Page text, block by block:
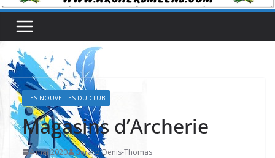
LES NOUVELLES DU CLUB
Magasins d’Archerie
4 mai 2020 Gerard Denis-Thomas